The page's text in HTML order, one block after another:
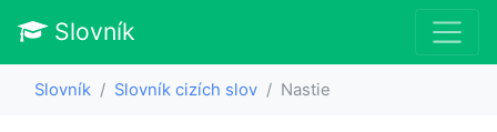
Slovník
Slovník Slovník cizích slov Nastie